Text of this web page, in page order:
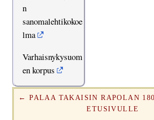
n
sanomalehtikokoe
lma
Varhaisnykysuom
en korpus
← PALAA TAKAISIN RAPOLAN
ETUSIVULLE